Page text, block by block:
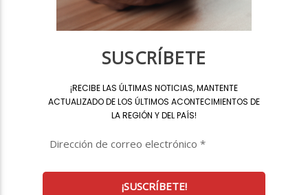
SUSCRÍBETE
¡RECIBE LAS ÚLTIMAS NOTICIAS, MANTENTE
ACTUALIZADO DE LOS ÚLTIMOS ACONTECIMIENTOS DE
LA REGIÓN Y DEL PAÍS!